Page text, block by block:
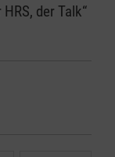
der Talk“